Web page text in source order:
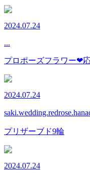
2024.07.24
...
プロポーズフラワー❤
2024.07.24
プリザーブド9輪
2024.07.24